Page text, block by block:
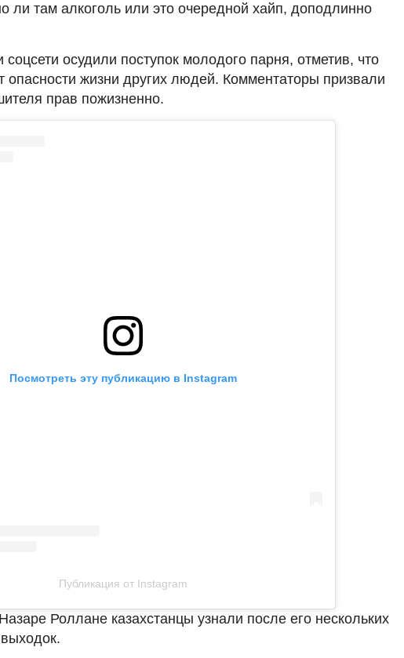
ли там алкоголь или это очередной хайп, доподлинно
соцсети осудили поступок молодого парня, отметив, что
опасности жизни других людей. Комментаторы призвали
прав пожизненно.
Посмотреть эту публикацию в Instagram
Публикация от Instagram
Роллане казахстанцы узнали после его нескольких